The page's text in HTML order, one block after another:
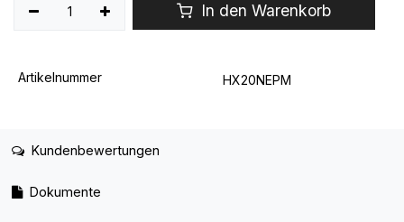
In den Warenkorb
Artikelnummer HX20NEPM
Kundenbewertungen
Dokumente